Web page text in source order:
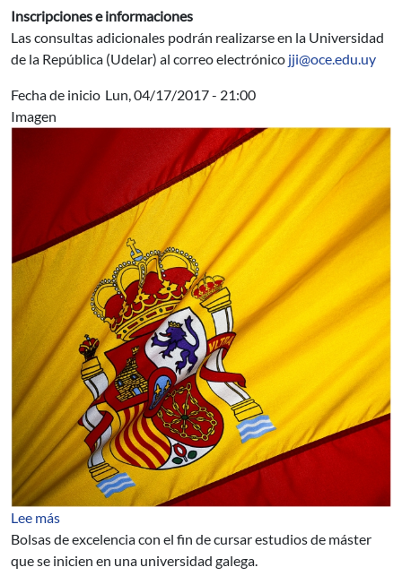
Inscripciones e informaciones
Las consultas adicionales podrán realizarse en la Universidad
de la República (Udelar) al correo electrónico jji@oce.edu.uy
Fecha de inicio Lun, 04/17/2017 - 21:00
Imagen
Lee mássobre Becas de excelencia de la Junta de Galicia - 2017
Bolsas de excelencia con el fin de cursar estudios de máster
que se inicien en una universidad galega.